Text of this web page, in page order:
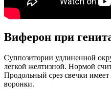
Виферон при
Суппозитории удлиненной
легкой желтизной. Нормой
Продольный срез свечки
воронки.